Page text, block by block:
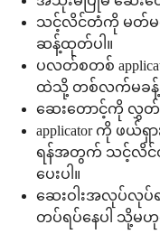
သင့်လိင်တံကို မတ်မတ်ကို
ဆန့်ထုတ်ပါ။
ပလတ်စတစ်
ထဲသို့ တစ်လက်မခန့်
ဆေးတောင့်ကို လွှတ်ရ
applicator ကို ဖယ်ရှာ
ရန်အတွက် သင့်လိင်တံ
ပေးပါ။
ဆေးဝါးအလုပ်လုပ်
တပ်ရပ်နေပါ သို့မဟု